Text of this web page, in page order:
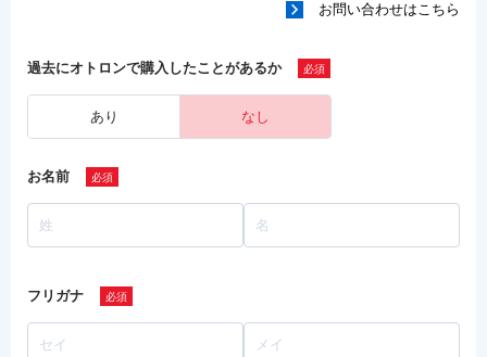
お問い合わせはこちら
過去にオトロンで購入したことがあるか
あり なし
お名前
フリガナ